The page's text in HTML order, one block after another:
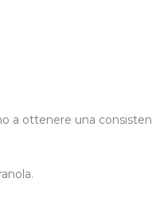
a ottenere una